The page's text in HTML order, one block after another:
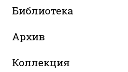
Библиотека
Архив
Коллекция